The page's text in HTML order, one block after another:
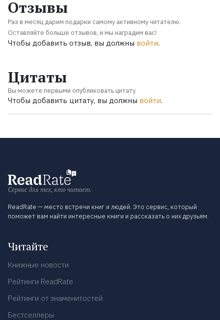
Отзывы
Раз в месяц дарим подарки самому активному читателю.
Оставляйте больше отзывов, и мы наградим вас!
Чтобы добавить отзыв, вы должны войти.
Цитаты
Вы можете первыми опубликовать цитату
Чтобы добавить цитату, вы должны войти.
Сервис для тех, кто читает.
ReadRate — место встречи книг и людей. Это сервис, который
поможет вам найти интересные книги и рассказать о них друзьям.
Читайте
Книжные новости
Рейтинги ReadRate
Рейтинги от знаменитостей
Бестселлеры